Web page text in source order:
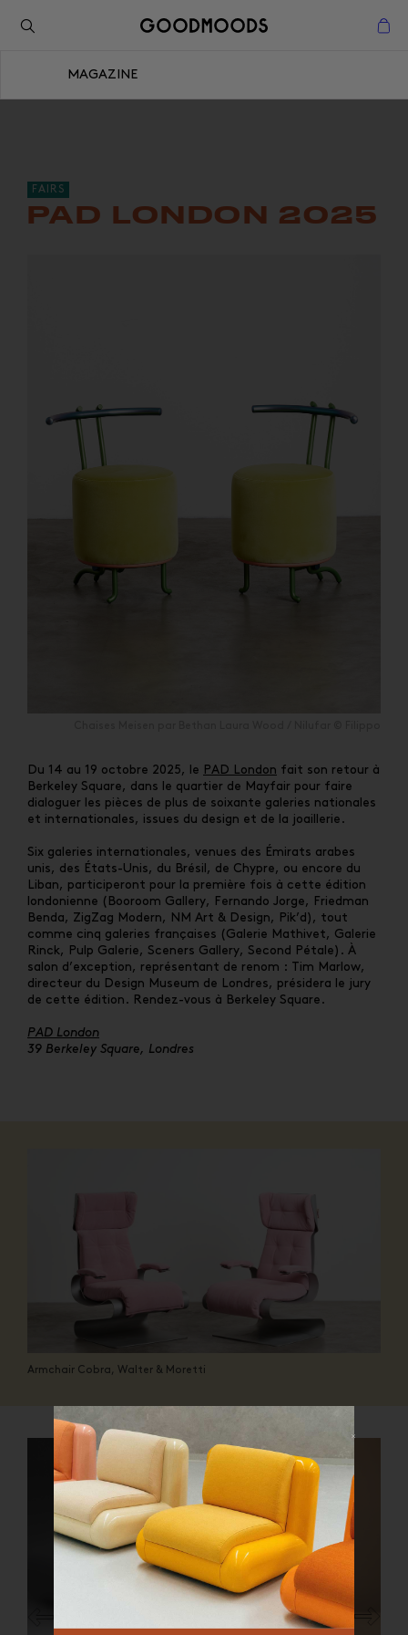
MAGAZINE
FAIRS
PAD LONDON 2025
Du 14 au 19 octobre 2025, le PAD London fait son retour à
Berkeley Square, dans le quartier de Mayfair pour faire
dialoguer les pièces de plus de soixante galeries nationales
et internationales, issues du design et de la joaillerie.
Six galeries internationales, venues des Émirats arabes
unis, des États-Unis, du Brésil, de Chypre, ou encore du
Liban, participeront pour la première fois à cette édition
londonienne (Booroom Gallery, Fernando Jorge, Friedman
Benda, ZigZag Modern, NM Art & Design, Pik’d), tout
comme cinq galeries françaises (Galerie Mathivet, Galerie
Rinck, Pulp Galerie, Sceners Gallery, Second Pétale). À
salon d’exception, représentant de renom : Tim Marlow,
directeur du Design Museum de Londres, présidera le jury
de cette édition. Rendez-vous à Berkeley Square.
PAD London
39 Berkeley Square, Londres
Armchair Cobra, Walter & Moretti
Retour à l'inspiration
QUE CHERCHEZ-VOUS ?